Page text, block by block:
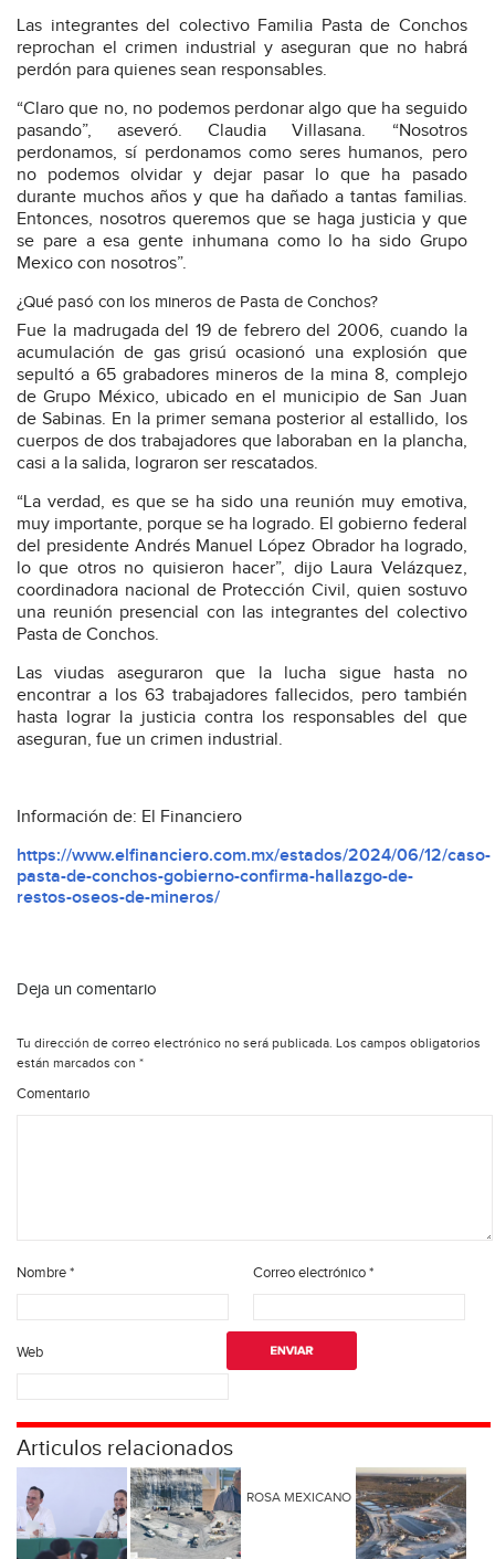
Las integrantes del colectivo Familia Pasta de Conchos
reprochan el crimen industrial y aseguran que no habrá
perdón para quienes sean responsables.
“Claro que no, no podemos perdonar algo que ha seguido
pasando”, aseveró. Claudia Villasana. “Nosotros
perdonamos, sí perdonamos como seres humanos, pero
no podemos olvidar y dejar pasar lo que ha pasado
durante muchos años y que ha dañado a tantas familias.
Entonces, nosotros queremos que se haga justicia y que
se pare a esa gente inhumana como lo ha sido Grupo
Mexico con nosotros”.
¿Qué pasó con los mineros de Pasta de Conchos?
Fue la madrugada del 19 de febrero del 2006, cuando la
acumulación de gas grisú ocasionó una explosión que
sepultó a 65 grabadores mineros de la mina 8, complejo
de Grupo México, ubicado en el municipio de San Juan
de Sabinas. En la primer semana posterior al estallido, los
cuerpos de dos trabajadores que laboraban en la plancha,
casi a la salida, lograron ser rescatados.
“La verdad, es que se ha sido una reunión muy emotiva,
muy importante, porque se ha logrado. El gobierno federal
del presidente Andrés Manuel López Obrador ha logrado,
lo que otros no quisieron hacer”, dijo Laura Velázquez,
coordinadora nacional de Protección Civil, quien sostuvo
una reunión presencial con las integrantes del colectivo
Pasta de Conchos.
Las viudas aseguraron que la lucha sigue hasta no
encontrar a los 63 trabajadores fallecidos, pero también
hasta lograr la justicia contra los responsables del que
aseguran, fue un crimen industrial.
Información de: El Financiero
https://www.elfinanciero.com.mx/estados/2024/06/12/caso-
pasta-de-conchos-gobierno-confirma-hallazgo-de-
restos-oseos-de-mineros/
Deja un comentario
Tu dirección de correo electrónico no será publicada. Los campos obligatorios
están marcados con *
Comentario
Nombre* Correo electrónico*
Web
Articulos relacionados
ROSA MEXICANO